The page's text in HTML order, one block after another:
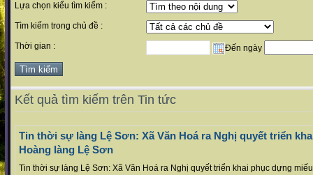
Lựa chọn kiểu tìm kiếm :
Tìm kiếm trong chủ đề :
Thời gian : Đến ngày
Kết quả tìm kiếm trên Tin tức
Tin thời sự làng Lệ Sơn: Xã Văn Hoá ra Nghị quyết triển
Hoàng làng Lệ Sơn
Tin thời sự làng Lệ Sơn: Xã Văn Hoá ra Nghị quyết triển khai phục dựng